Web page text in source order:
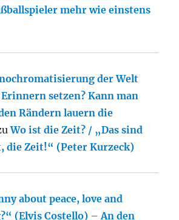
mehr wie einstens
der Welt
setzen? Kann man
Rändern lauern die
Wo ist die Zeit? / „Das sind
die Zeit!“ (Peter Kurzeck)
about peace, love and
(Elvis Costello) – An den